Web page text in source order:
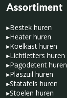
Assortiment
▸Bestek huren
▸Heater huren
▸Koelkast huren
▸Lichtletters huren
▸Pagodetent huren
▸Plaszuil huren
▸Statafels huren
▸Stoelen huren